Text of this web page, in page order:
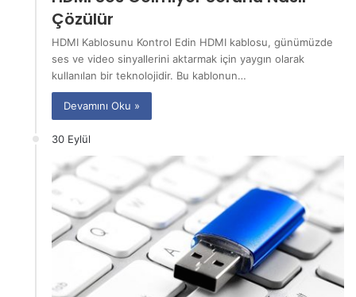
Çözülür
HDMI Kablosunu Kontrol Edin HDMI kablosu, günümüzde
ses ve video sinyallerini aktarmak için yaygın olarak
kullanılan bir teknolojidir. Bu kablonun…
Devamını Oku »
30 Eylül